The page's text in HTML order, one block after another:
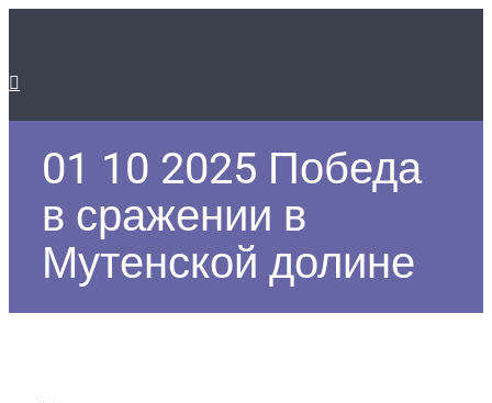
01 10 2025 Победа
в сражении в
Мутенской долине